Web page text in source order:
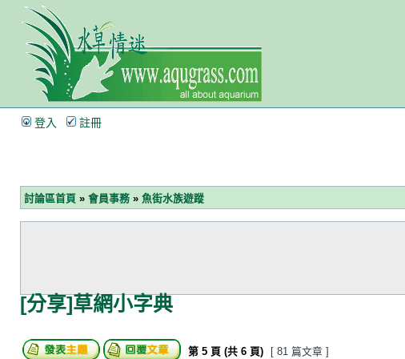
登入 註冊
討論區首頁 » 會員事務 » 魚街水族遊蹤
[分享]草網小字典
第 5 頁 (共 6 頁) [ 81 篇文章 ]